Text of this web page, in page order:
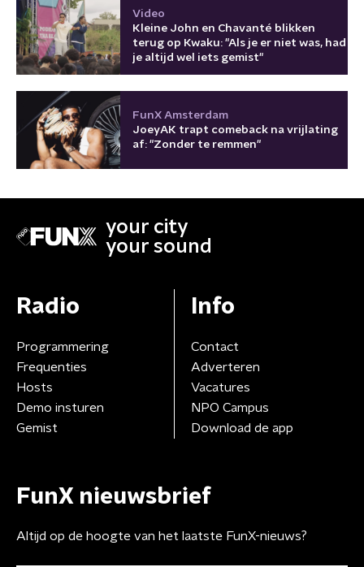
Video
Kleine John en Chavanté blikken
terug op Kwaku: "Als je er niet was, had
je altijd wel iets gemist"
FunX Amsterdam
JoeyAK trapt comeback na vrijlating
af: "Zonder te remmen"
your city
your sound
Radio
Programmering
Frequenties
Hosts
Demo insturen
Gemist
Info
Contact
Adverteren
Vacatures
NPO Campus
Download de app
FunX nieuwsbrief
Altijd op de hoogte van het laatste FunX-nieuws?